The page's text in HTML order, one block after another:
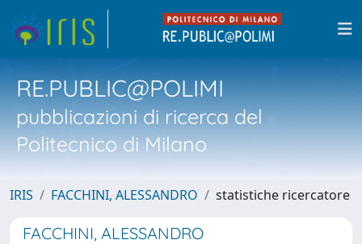
RE.PUBLIC@POLIMI
pubblicazioni di ricerca del
Politecnico di Milano
IRIS FACCHINI, ALESSANDRO statistiche ricercatore
FACCHINI, ALESSANDRO